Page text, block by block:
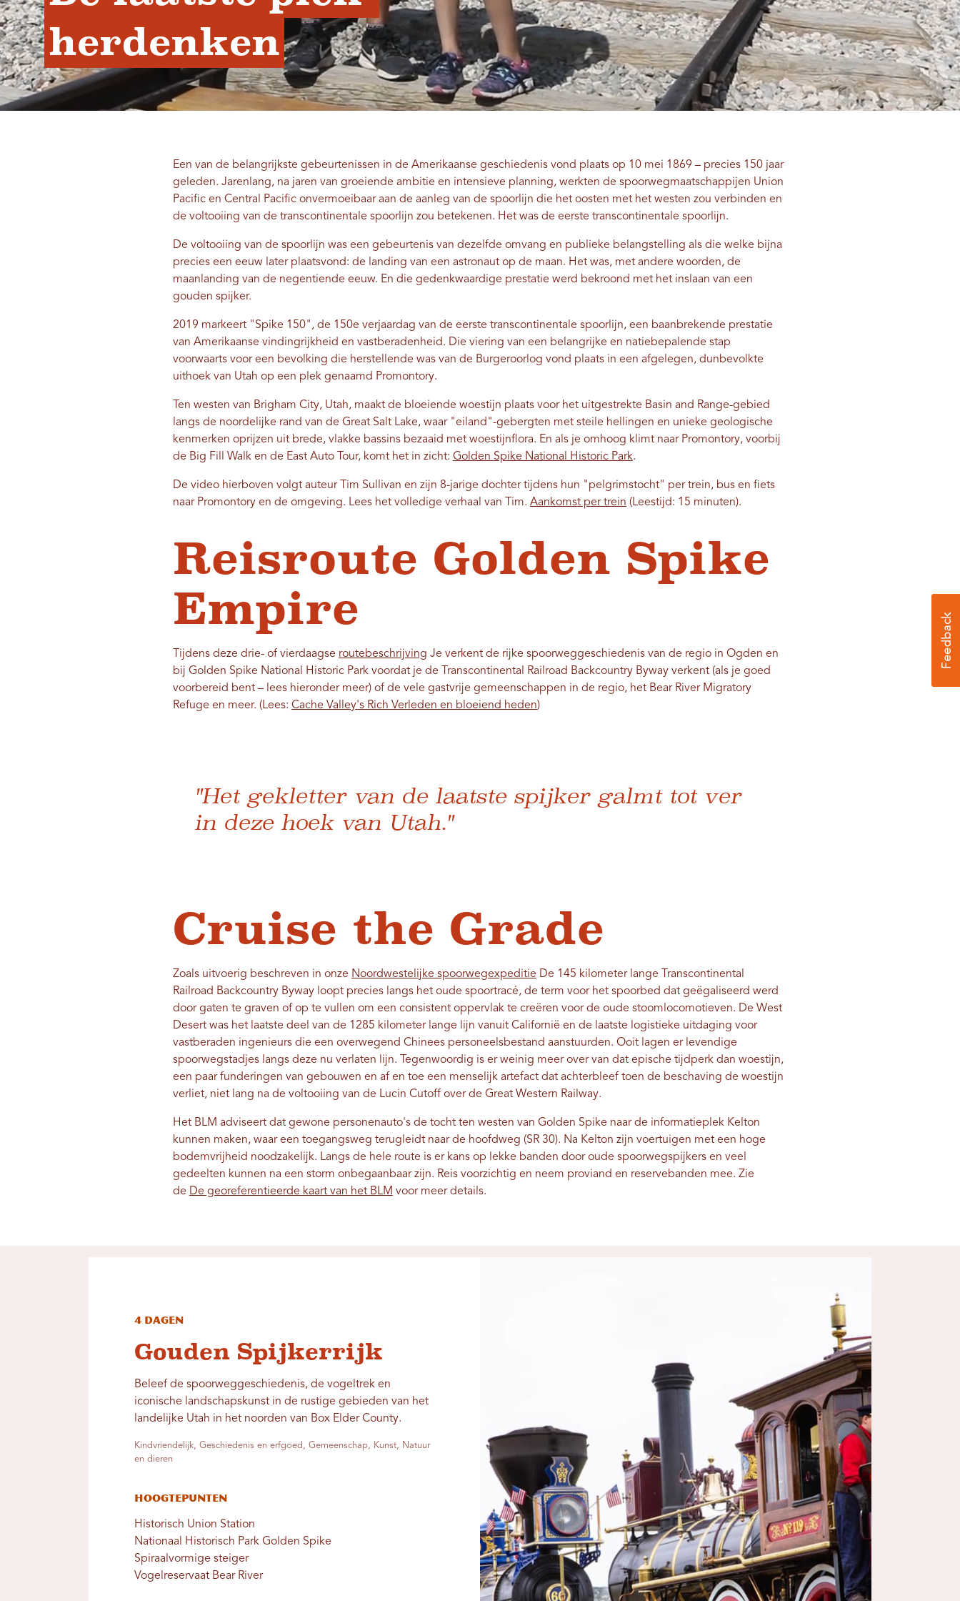
herdenken
Een van de belangrijkste gebeurtenissen in de Amerikaanse geschiedenis vond plaats op 10 mei 1869 – precies 150 jaar
geleden. Jarenlang, na jaren van groeiende ambitie en intensieve planning, werkten de spoorwegmaatschappijen Union
Pacific en Central Pacific onvermoeibaar aan de aanleg van de spoorlijn die het oosten met het westen zou verbinden en
de voltooiing van de transcontinentale spoorlijn zou betekenen. Het was de eerste transcontinentale spoorlijn.
De voltooiing van de spoorlijn was een gebeurtenis van dezelfde omvang en publieke belangstelling als die welke bijna
precies een eeuw later plaatsvond: de landing van een astronaut op de maan. Het was, met andere woorden, de
maanlanding van de negentiende eeuw. En die gedenkwaardige prestatie werd bekroond met het inslaan van een
gouden spijker.
2019 markeert "Spike 150", de 150e verjaardag van de eerste transcontinentale spoorlijn, een baanbrekende prestatie
van Amerikaanse vindingrijkheid en vastberadenheid. Die viering van een belangrijke en natiebepalende stap
voorwaarts voor een bevolking die herstellende was van de Burgeroorlog vond plaats in een afgelegen, dunbevolkte
uithoek van Utah op een plek genaamd Promontory.
Ten westen van Brigham City, Utah, maakt de bloeiende woestijn plaats voor het uitgestrekte Basin and Range-gebied
langs de noordelijke rand van de Great Salt Lake, waar "eiland"-gebergten met steile hellingen en unieke geologische
kenmerken oprijzen uit brede, vlakke bassins bezaaid met woestijnflora. En als je omhoog klimt naar Promontory, voorbij
de Big Fill Walk en de East Auto Tour, komt het in zicht: Golden Spike National Historic Park.
De video hierboven volgt auteur Tim Sullivan en zijn 8-jarige dochter tijdens hun "pelgrimstocht" per trein, bus en fiets
naar Promontory en de omgeving. Lees het volledige verhaal van Tim. Aankomst per trein (Leestijd: 15 minuten).
Reisroute Golden Spike
Empire
Tijdens deze drie- of vierdaagse routebeschrijving Je verkent de rijke spoorweggeschiedenis van de regio in Ogden en
bij Golden Spike National Historic Park voordat je de Transcontinental Railroad Backcountry Byway verkent (als je goed
voorbereid bent – ​​lees hieronder meer) of de vele gastvrije gemeenschappen in de regio, het Bear River Migratory
Refuge en meer. (Lees: Cache Valley's Rich Verleden en bloeiend heden)
"Het gekletter van de laatste spijker galmt tot ver
in deze hoek van Utah."
Cruise the Grade
Zoals uitvoerig beschreven in onze Noordwestelijke spoorwegexpeditie De 145 kilometer lange Transcontinental
Railroad Backcountry Byway loopt precies langs het oude spoortracé, de term voor het spoorbed dat geëgaliseerd werd
door gaten te graven of op te vullen om een ​​consistent oppervlak te creëren voor de oude stoomlocomotieven. De West
Desert was het laatste deel van de 1285 kilometer lange lijn vanuit Californië en de laatste logistieke uitdaging voor
vastberaden ingenieurs die een overwegend Chinees personeelsbestand aanstuurden. Ooit lagen er levendige
spoorwegstadjes langs deze nu verlaten lijn. Tegenwoordig is er weinig meer over van dat epische tijdperk dan woestijn,
een paar funderingen van gebouwen en af ​​en toe een menselijk artefact dat achterbleef toen de beschaving de woestijn
verliet, niet lang na de voltooiing van de Lucin Cutoff over de Great Western Railway.
Het BLM adviseert dat gewone personenauto's de tocht ten westen van Golden Spike naar de informatieplek Kelton
kunnen maken, waar een toegangsweg terugleidt naar de hoofdweg (SR 30). Na Kelton zijn voertuigen met een hoge
bodemvrijheid noodzakelijk. Langs de hele route is er kans op lekke banden door oude spoorwegspijkers en veel
gedeelten kunnen na een storm onbegaanbaar zijn. Reis voorzichtig en neem proviand en reservebanden mee. Zie
de De georeferentieerde kaart van het BLM voor meer details.
4 dagen
Gouden Spijkerrijk
Beleef de spoorweggeschiedenis, de vogeltrek en
iconische landschapskunst in de rustige gebieden van het
landelijke Utah in het noorden van Box Elder County.
Kindvriendelijk, Geschiedenis en erfgoed, Gemeenschap, Kunst, Natuur
en dieren
Hoogtepunten
Historisch Union Station
Nationaal Historisch Park Golden Spike
Spiraalvormige steiger
Vogelreservaat Bear River